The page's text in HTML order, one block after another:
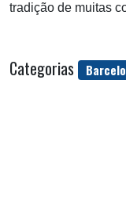
tradição de muitas
Categorias